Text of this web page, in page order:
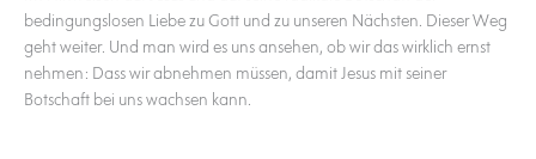
bedingungslosen Liebe zu Gott und zu unseren Nächsten. Dieser Weg
geht weiter. Und man wird es uns ansehen, ob wir das wirklich ernst
nehmen: Dass wir abnehmen müssen, damit Jesus mit seiner
Botschaft bei uns wachsen kann.